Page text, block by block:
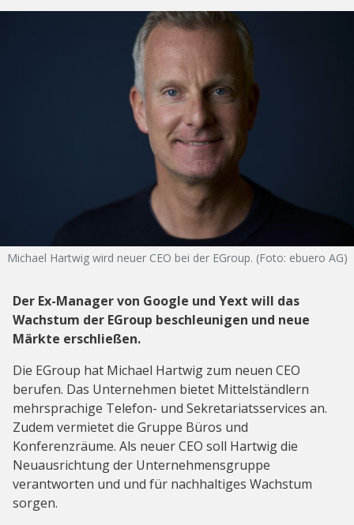
Michael Hartwig wird neuer CEO bei der EGroup. (Foto: ebuero AG)
Der Ex-Manager von Google und Yext will das
Wachstum der EGroup beschleunigen und neue
Märkte erschließen.
Die EGroup hat Michael Hartwig zum neuen CEO
berufen. Das Unternehmen bietet Mittelständlern
mehrsprachige Telefon- und Sekretariatsservices an.
Zudem vermietet die Gruppe Büros und
Konferenzräume. Als neuer CEO soll Hartwig die
Neuausrichtung der Unternehmensgruppe
verantworten und und für nachhaltiges Wachstum
sorgen.